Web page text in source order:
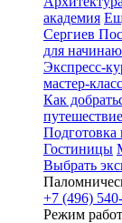
академия
Сергиев
для
Экспресс-
мастер-
Как
путешествие
Подготовка
Гостиницы
Выбрать
+7 (496)
Режим